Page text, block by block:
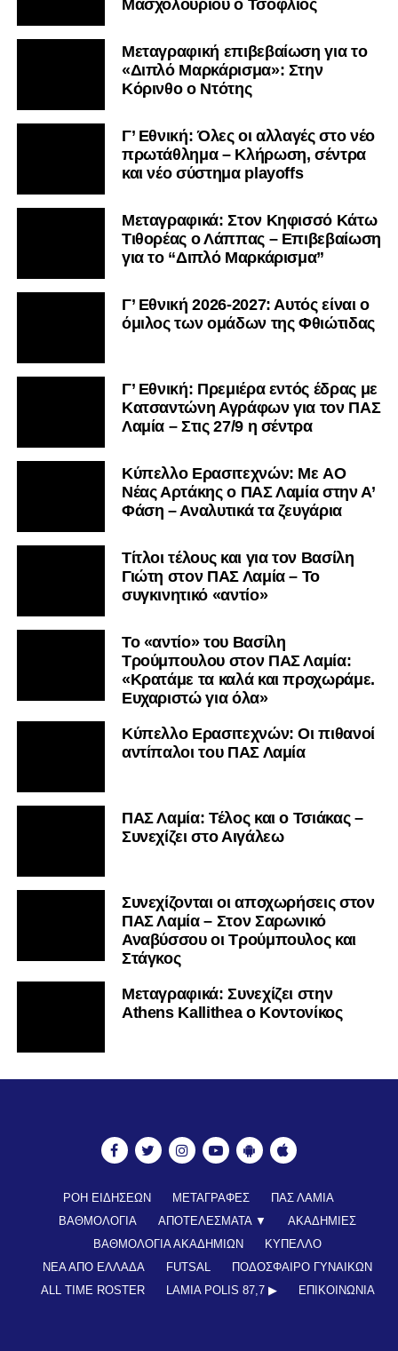
Μασχολουρίου ο Τσόφλιος
Μεταγραφική επιβεβαίωση για το
«Διπλό Μαρκάρισμα»: Στην
Κόρινθο ο Ντότης
Γ’ Εθνική: Όλες οι αλλαγές στο νέο
πρωτάθλημα – Κλήρωση, σέντρα
και νέο σύστημα playoffs
Μεταγραφικά: Στον Κηφισσό Κάτω
Τιθορέας ο Λάππας – Επιβεβαίωση
για το “Διπλό Μαρκάρισμα”
Γ’ Εθνική 2026-2027: Αυτός είναι ο
όμιλος των ομάδων της Φθιώτιδας
Γ’ Εθνική: Πρεμιέρα εντός έδρας με
Κατσαντώνη Αγράφων για τον ΠΑΣ
Λαμία – Στις 27/9 η σέντρα
Kύπελλο Ερασιτεχνών: Με AO
Nέας Αρτάκης ο ΠΑΣ Λαμία στην Α’
Φάση – Αναλυτικά τα ζευγάρια
Τίτλοι τέλους και για τον Βασίλη
Γιώτη στον ΠΑΣ Λαμία – Το
συγκινητικό «αντίο»
Το «αντίο» του Βασίλη
Τρούμπουλου στον ΠΑΣ Λαμία:
«Κρατάμε τα καλά και προχωράμε.
Ευχαριστώ για όλα»
Κύπελλο Ερασιτεχνών: Οι πιθανοί
αντίπαλοι του ΠΑΣ Λαμία
ΠΑΣ Λαμία: Τέλος και ο Τσιάκας –
Συνεχίζει στο Αιγάλεω
Συνεχίζονται οι αποχωρήσεις στον
ΠΑΣ Λαμία – Στον Σαρωνικό
Αναβύσσου οι Τρούμπουλος και
Στάγκος
Mεταγραφικά: Συνεχίζει στην
Athens Kallithea ο Κοντονίκος
ΡΟΗ ΕΙΔΗΣΕΩΝ ΜΕΤΑΓΡΑΦΕΣ
ΠΑΣ ΛΑΜΙΑ
ΒΑΘΜΟΛΟΓΙΑ
ΑΠΟΤΕΛΕΣΜΑΤΑ ▼
ΑΚΑΔΗΜΙΕΣ
ΒΑΘΜΟΛΟΓΙΑ ΑΚΑΔΗΜΙΩΝ
ΚΥΠΕΛΛΟ
ΝΕΑ ΑΠΟ ΕΛΛΑΔΑ
FUTSAL
ΠΟΔΟΣΦΑΙΡΟ ΓΥΝΑΙΚΩΝ
ALL TIME ROSTER
LAMIA POLIS 87,7 ▶︎ ΕΠΙΚΟΙΝΩΝΊΑ